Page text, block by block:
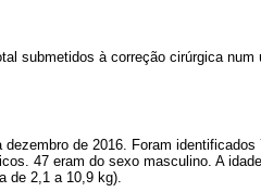
submetidos à correção cirúrgica num
de 2016. Foram
47 eram do sexo masculino. A
de 2,1 a 10,9 kg).